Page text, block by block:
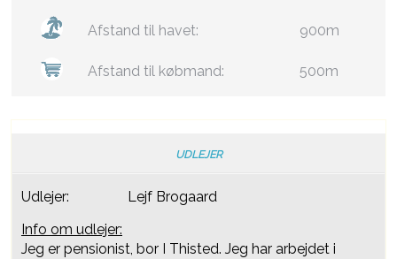
Afstand til havet: 900m
Afstand til købmand: 500m
UDLEJER
Udlejer:
Lejf Brogaard
Info om udlejer:
Jeg er pensionist, bor I Thisted. Jeg har arbejdet i